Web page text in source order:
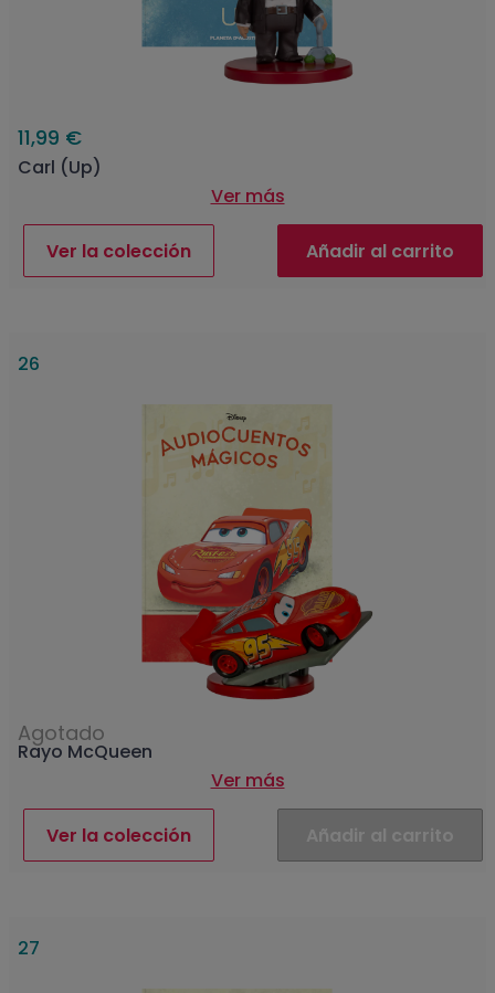
11,99 €
Carl (Up)
Ver más
Ver la colección Añadir al carrito
26
Agotado
Rayo McQueen
Ver más
Ver la colección Añadir al carrito
27